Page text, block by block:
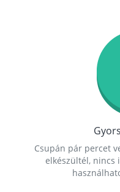
Csupán pár percet
elkészültél, nincs